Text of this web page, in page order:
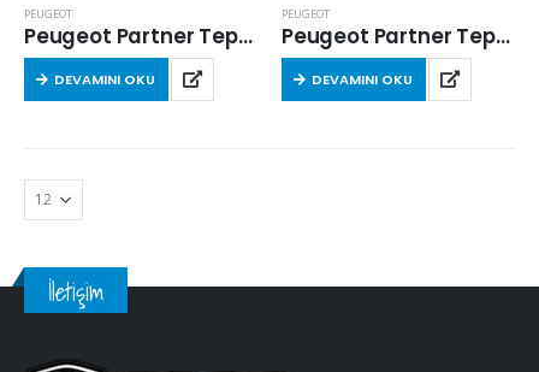
PEUGEOT
Peugeot Partner Tepe 1.6 Hdi 2008-2014 Arası
DEVAMINI OKU
PEUGEOT
Peugeot Partner Tepe 1.6 Hdi 2008-2014 Arası
DEVAMINI OKU
İletişim